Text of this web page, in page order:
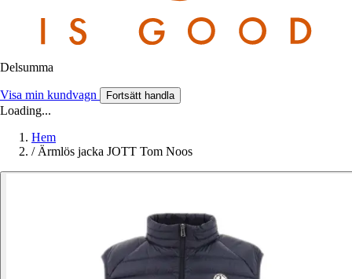
Delsumma
Visa min kundvagn Fortsätt handla
Loading...
Hem
/ Ärmlös jacka JOTT Tom Noos